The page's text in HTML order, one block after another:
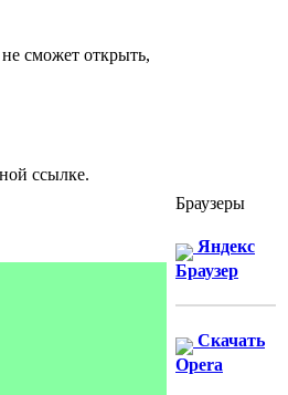
сможет открыть,
ссылке.
Браузеры
Яндекс
Браузер
Скачать
Opera